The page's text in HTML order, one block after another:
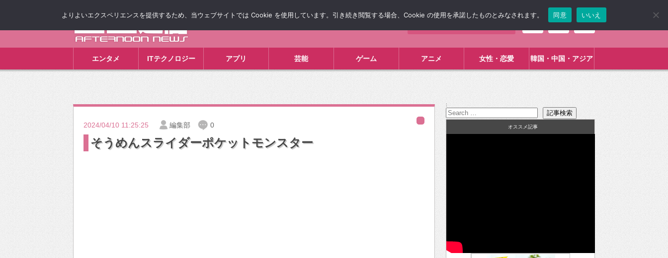
エンタメ ITテクノロジー アプリ 芸能 ゲーム アニメ 女性・恋愛 韓国・中国・アジア
2024/04/10 11:25:25 編集部 0
そうめんスライダーポケットモンスター
:
オススメ記事
よりよいエクスペリエンスを提供するため、当ウェブサイトでは Cookie を使用しています。引き続き閲覧する場合、Cookie の使用を承諾したものとみなされます。 同意 いいえ